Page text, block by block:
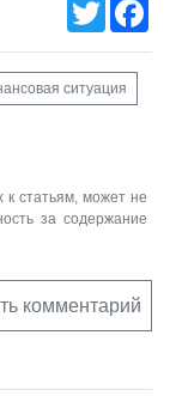
ситуация
статьям, может не
за содержание
комментарий